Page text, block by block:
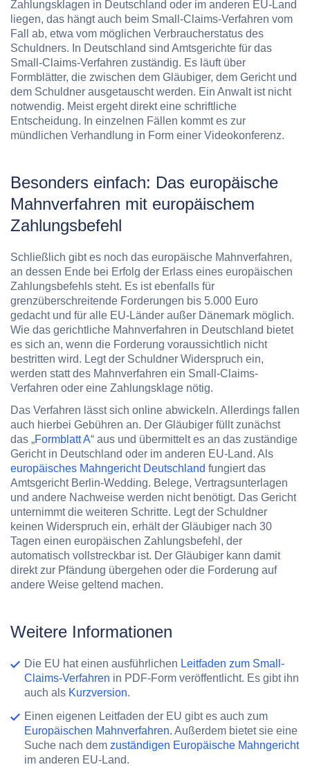
Zahlungsklagen in Deutschland oder im anderen EU-Land
liegen, das hängt auch beim Small-Claims-Verfahren vom
Fall ab, etwa vom möglichen Verbraucherstatus des
Schuldners. In Deutschland sind Amtsgerichte für das
Small-Claims-Verfahren zuständig. Es läuft über
Formblätter, die zwischen dem Gläubiger, dem Gericht und
dem Schuldner ausgetauscht werden. Ein Anwalt ist nicht
notwendig. Meist ergeht direkt eine schriftliche
Entscheidung. In einzelnen Fällen kommt es zur
mündlichen Verhandlung in Form einer Videokonferenz.
Besonders einfach: Das europäische
Mahnverfahren mit europäischem
Zahlungsbefehl
Schließlich gibt es noch das europäische Mahnverfahren,
an dessen Ende bei Erfolg der Erlass eines europäischen
Zahlungsbefehls steht. Es ist ebenfalls für
grenzüberschreitende Forderungen bis 5.000 Euro
gedacht und für alle EU-Länder außer Dänemark möglich.
Wie das gerichtliche Mahnverfahren in Deutschland bietet
es sich an, wenn die Forderung voraussichtlich nicht
bestritten wird. Legt der Schuldner Widerspruch ein,
werden statt des Mahnverfahren ein Small-Claims-
Verfahren oder eine Zahlungsklage nötig.
Das Verfahren lässt sich online abwickeln. Allerdings fallen
auch hierbei Gebühren an. Der Gläubiger füllt zunächst
das „Formblatt A“ aus und übermittelt es an das zuständige
Gericht in Deutschland oder im anderen EU-Land. Als
europäisches Mahngericht Deutschland fungiert das
Amtsgericht Berlin-Wedding. Belege, Vertragsunterlagen
und andere Nachweise werden nicht benötigt. Das Gericht
unternimmt die weiteren Schritte. Legt der Schuldner
keinen Widerspruch ein, erhält der Gläubiger nach 30
Tagen einen europäischen Zahlungsbefehl, der
automatisch vollstreckbar ist. Der Gläubiger kann damit
direkt zur Pfändung übergehen oder die Forderung auf
andere Weise geltend machen.
Weitere Informationen
Die EU hat einen ausführlichen Leitfaden zum Small-
Claims-Verfahren in PDF-Form veröffentlicht. Es gibt ihn
auch als Kurzversion.
Einen eigenen Leitfaden der EU gibt es auch zum
Europäischen Mahnverfahren. Außerdem bietet sie eine
Suche nach dem zuständigen Europäische Mahngericht
im anderen EU-Land.